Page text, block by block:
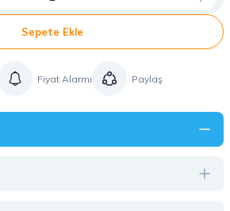
Sepete Ekle
Fiyat Alarmı Paylaş